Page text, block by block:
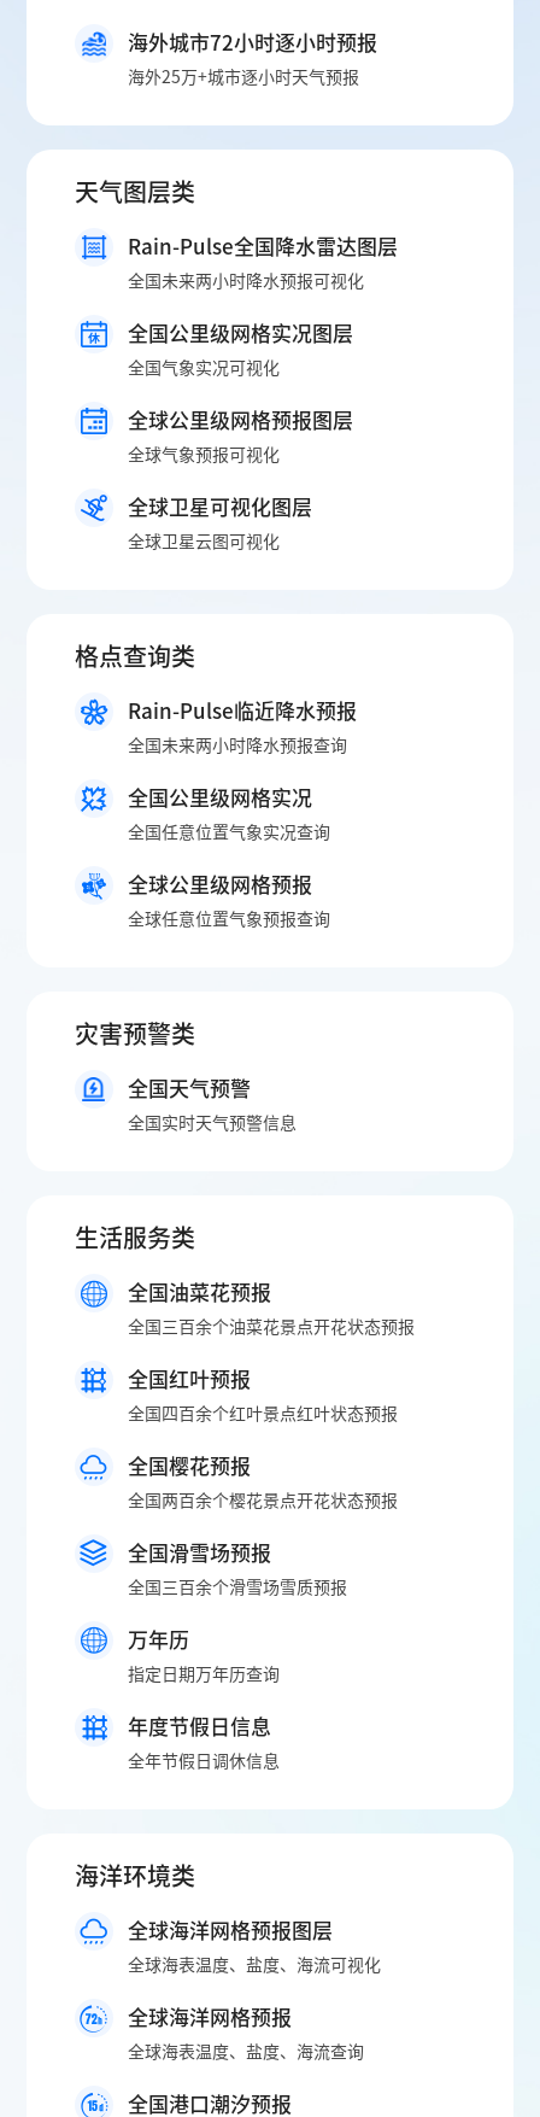
海外城市72小时逐小时预报
海外25万+城市逐小时天气预报
天气图层类
Rain-Pulse全国降水雷达图层
全国未来两小时降水预报可视化
全国公里级网格实况图层
全国气象实况可视化
全球公里级网格预报图层
全球气象预报可视化
全球卫星可视化图层
全球卫星云图可视化
格点查询类
Rain-Pulse临近降水预报
全国未来两小时降水预报查询
全国公里级网格实况
全国任意位置气象实况查询
全球公里级网格预报
全球任意位置气象预报查询
灾害预警类
全国天气预警
全国实时天气预警信息
生活服务类
全国油菜花预报
全国三百余个油菜花景点开花状态预报
全国红叶预报
全国四百余个红叶景点红叶状态预报
全国樱花预报
全国两百余个樱花景点开花状态预报
全国滑雪场预报
全国三百余个滑雪场雪质预报
万年历
指定日期万年历查询
年度节假日信息
全年节假日调休信息
海洋环境类
全球海洋网格预报图层
全球海表温度、盐度、海流可视化
全球海洋网格预报
全球海表温度、盐度、海流查询
全国港口潮汐预报